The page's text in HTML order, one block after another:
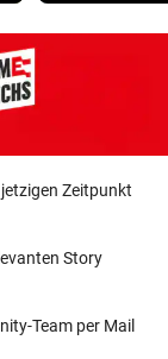
Zeitpunkt
Story
Team per Mail